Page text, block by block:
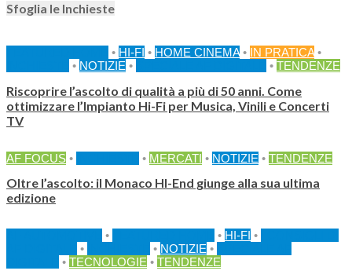
Sfoglia le Inchieste
• HI-FI • HOME CINEMA • IN PRATICA •
• NOTIZIE • • TENDENZE
Riscoprire l’ascolto di qualità a più di 50 anni. Come
ottimizzare l’Impianto Hi-Fi per Musica, Vinili e Concerti
TV
AF FOCUS • • MERCATI • NOTIZIE • TENDENZE
Oltre l’ascolto: il Monaco HI-End giunge alla sua ultima
edizione
• • HI-FI •
• • NOTIZIE •
• TECNOLOGIE • TENDENZE